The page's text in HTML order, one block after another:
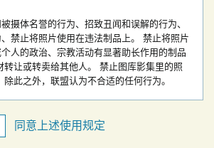
摄体名誉的行为、招致丑闻和误解的行为、
禁止将照片使用在违法制品上。
禁止将照片
人的政治、宗教活动有显著助长作用的制品
让或转卖给其他人。
禁止图库影集里的照
除此之外，联盟认为不合适的任何行为。
同意上述使用规定